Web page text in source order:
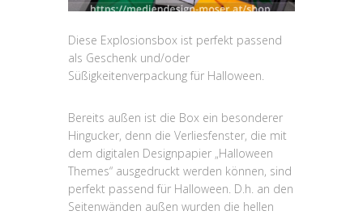
Diese Explosionsbox ist perfekt passend
als Geschenk und/oder
Süßigkeitenverpackung für Halloween.
Bereits außen ist die Box ein besonderer
Hingucker, denn die Verliesfenster, die mit
dem digitalen Designpapier „Halloween
Themes“ ausgedruckt werden können, sind
perfekt passend für Halloween. D.h. an den
Seitenwänden außen wurden die hellen